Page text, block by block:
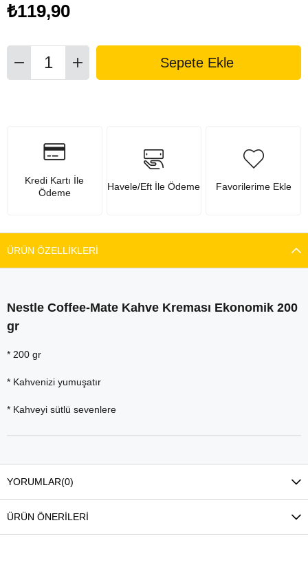
₺119,90
Kredi Kartı İle
Ödeme
Havele/Eft İle Ödeme Favorilerime Ekle
ÜRÜN ÖZELLIKLERI
Nestle Coffee-Mate Kahve Kreması Ekonomik 200
gr
* 200 gr
* Kahvenizi yumuşatır
* Kahveyi sütlü sevenlere
YORUMLAR(0)
ÜRÜN ÖNERILERI